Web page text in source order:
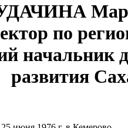
по
развития